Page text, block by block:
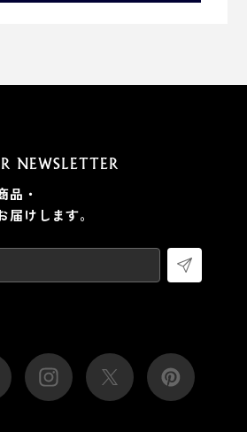
いう品種の茶葉を発酵させた、上
味わいなので、ミルクとの相性は
ンシュガーだから、自分の好きな
『NODOKA』のいいところ。
NEWSLETTER
品・
けします。